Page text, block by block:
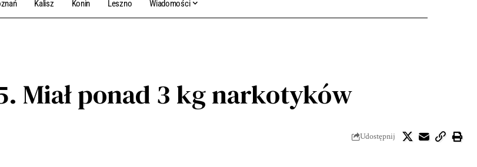
Kalisz Konin Leszno Wiadomości
Miał ponad 3 kg narkotyków
Udostępnij